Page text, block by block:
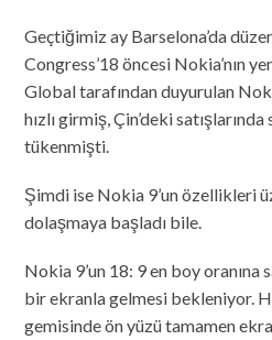
Geçtiğimiz ay Barselona’da
Congress’18 öncesi Nokia’nın
Global tarafından duyurulan
hızlı girmiş, Çin’deki
tükenmişti.
Şimdi ise Nokia 9’un özellikleri
dolaşmaya başladı bile.
Nokia 9’un 18: 9 en boy oranına
bir ekranla gelmesi bekleniyor.
gemisinde ön yüzü tamamen